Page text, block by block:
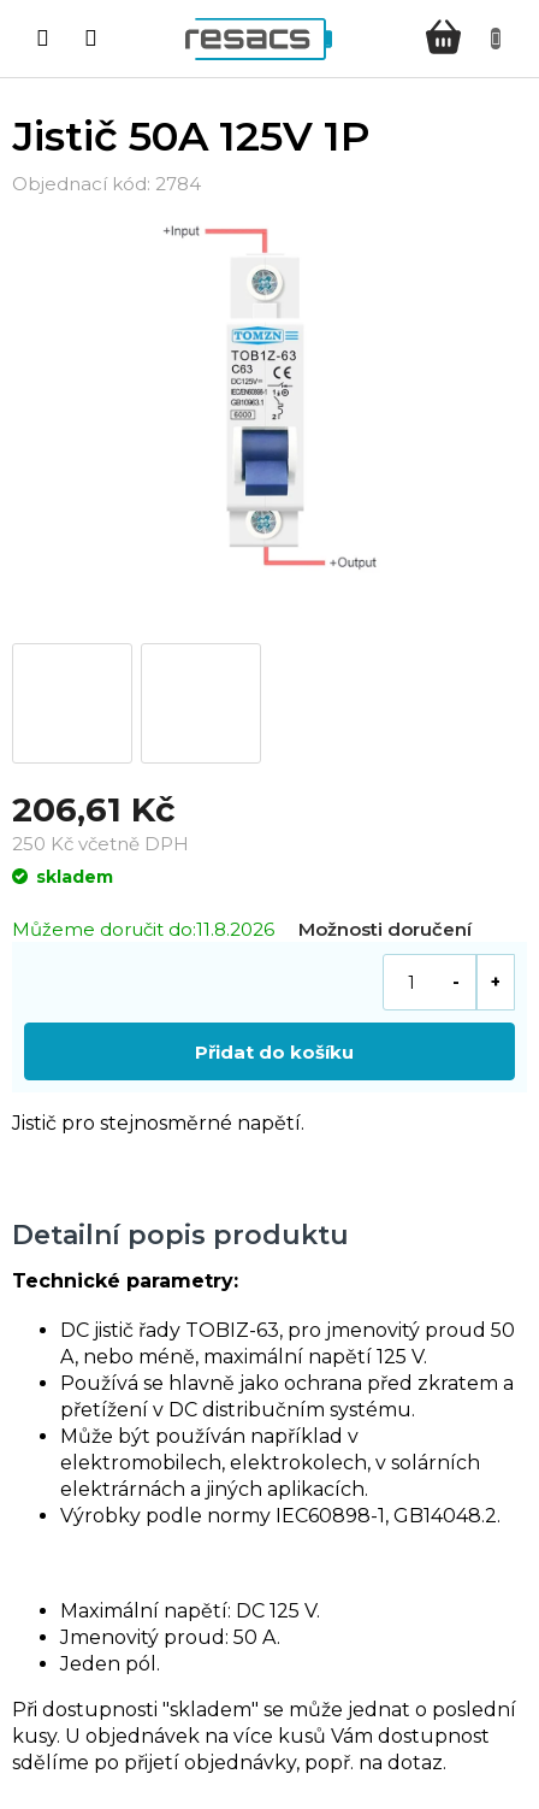
NÁKUPNÍ
KOŠÍK
Jistič 50A 125V 1P
2784
206,61 Kč
250 Kč včetně DPH
Měrná
skladem
Můžeme doručit do:11.8.2026 Možnosti doručení
Přidat do košíku
Jistič pro stejnosměrné napětí.
Detailní popis produktu
Technické parametry:
DC jistič řady TOBIZ-63, pro jmenovitý proud 50
A, nebo méně, maximální napětí 125 V.
Používá se hlavně jako ochrana před zkratem a
přetížení v DC distribučním systému.
Může být používán například v
elektromobilech, elektrokolech, v solárních
elektrárnách a jiných aplikacích.
Výrobky podle normy IEC60898-1, GB14048.2.
Maximální napětí: DC 125 V.
Jmenovitý proud: 50 A.
Jeden pól.
Při dostupnosti "skladem" se může jednat o poslední
kusy. U objednávek na více kusů Vám dostupnost
sdělíme po přijetí objednávky, popř. na dotaz.